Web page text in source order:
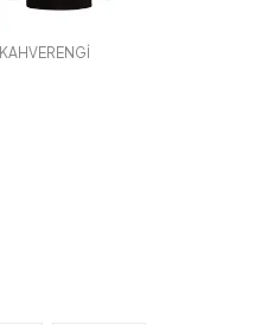
KAHVERENGİ